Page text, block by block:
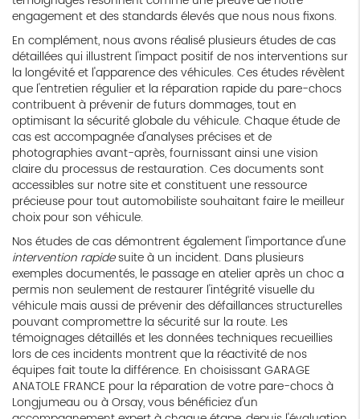
engagement et des standards élevés que nous nous fixons.
En complément, nous avons réalisé plusieurs études de cas
détaillées qui illustrent l'impact positif de nos interventions sur
la longévité et l'apparence des véhicules. Ces études révèlent
que l'entretien régulier et la réparation rapide du pare-chocs
contribuent à prévenir de futurs dommages, tout en
optimisant la sécurité globale du véhicule. Chaque étude de
cas est accompagnée d'analyses précises et de
photographies avant-après, fournissant ainsi une vision
claire du processus de restauration. Ces documents sont
accessibles sur notre site et constituent une ressource
précieuse pour tout automobiliste souhaitant faire le meilleur
choix pour son véhicule.
Nos études de cas démontrent également l'importance d'une
intervention rapidesuite à un incident. Dans plusieurs
exemples documentés, le passage en atelier après un choc a
permis non seulement de restaurer l'intégrité visuelle du
véhicule mais aussi de prévenir des défaillances structurelles
pouvant compromettre la sécurité sur la route. Les
témoignages détaillés et les données techniques recueillies
lors de ces incidents montrent que la réactivité de nos
équipes fait toute la différence. En choisissant GARAGE
ANATOLE FRANCE pour la réparation de votre pare-chocs à
Longjumeau ou à Orsay, vous bénéficiez d'un